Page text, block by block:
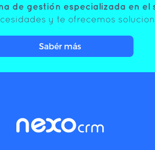
de gestión especializada en
y te ofrecemos
Sabér más